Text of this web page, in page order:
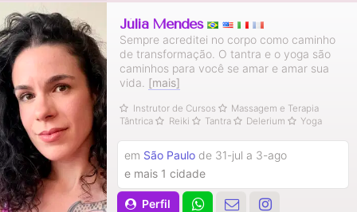
Júlia Mendes
Sempre acreditei no corpo como caminho
de transformação. O tantra e o yoga são
caminhos para você se amar e amar sua
vida. [mais]
Instrutor de Cursos
Massagem e Terapia
Tântrica
Reiki Tantra Delerium Yoga
Perfil
em São Paulo de 31-jul a 3-ago
e mais 1 cidade